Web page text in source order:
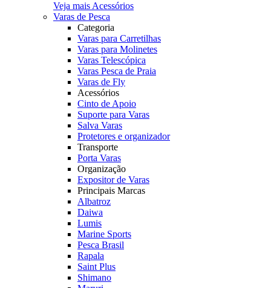
Veja mais Acessórios
Varas de Pesca
Categoria
Varas para Carretilhas
Varas para Molinetes
Varas Telescópica
Varas Pesca de Praia
Varas de Fly
Acessórios
Cinto de Apoio
Suporte para Varas
Salva Varas
Protetores e organizador
Transporte
Porta Varas
Organização
Expositor de Varas
Principais Marcas
Albatroz
Daiwa
Lumis
Marine Sports
Pesca Brasil
Rapala
Saint Plus
Shimano